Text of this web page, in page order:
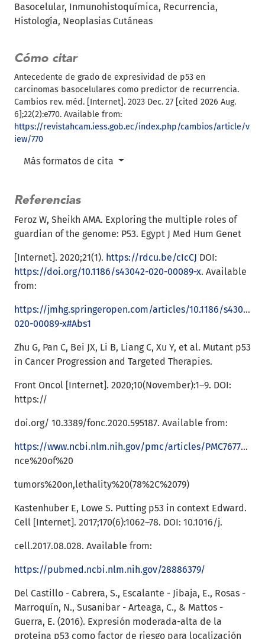
Basocelular Inmunohistoquímica Recurrencia
Histología Neoplasias Cutáneas
Cómo citar
Antecedente de grado de expresividad de p53 en
carcinomas basocelulares como predictor de recurrencia.
Cambios rev. méd. [Internet]. 2023 Dec. 27 [cited 2026 Aug.
6];22(2):e770. Available from:
https://revistahcam.iess.gob.ec/index.php/cambios/article/v
iew/770
Más formatos de cita
Referencias
Feroz W, Sheikh AMA. Exploring the multiple roles of
guardian of the genome: P53. Egypt J Med Hum Genet
[Internet]. 2020;21(1). https://rdcu.be/cIcCJ DOI:
https://doi.org/10.1186/s43042-020-00089-x. Available
from:
https://jmhg.springeropen.com/articles/10.1186/s43042-
020-00089-x#Abs1
Zhu G, Pan C, Bei JX, Li B, Liang C, Xu Y, et al. Mutant p53
in Cancer Progression and Targeted Therapies.
Front Oncol [Internet]. 2020;10(November):1–9. DOI:
https://
doi.org/ 10.3389/fonc.2020.595187. Available from:
https://www.ncbi.nlm.nih.gov/pmc/articles/PMC7677253/#:~:text=The%20relia
nce%20of%20
tumors%20on,lethality%20(78%2C%2079)
Kastenhuber E, Lowe S. Putting p53 in context Edward.
Cell [Internet]. 2017;170(6):1062–78. DOI: 10.1016/j.
cell.2017.08.028. Available from:
https://pubmed.ncbi.nlm.nih.gov/28886379/
Del Castillo - Cabrera, S., Escalante - Jibaja, E., Rosas -
Marroquín, N., Susanibar - Arteaga, C., & Mattos -
Guerra, E. (2016). Expresión moderada-alta de la
proteína p53 como factor de riesgo para localización